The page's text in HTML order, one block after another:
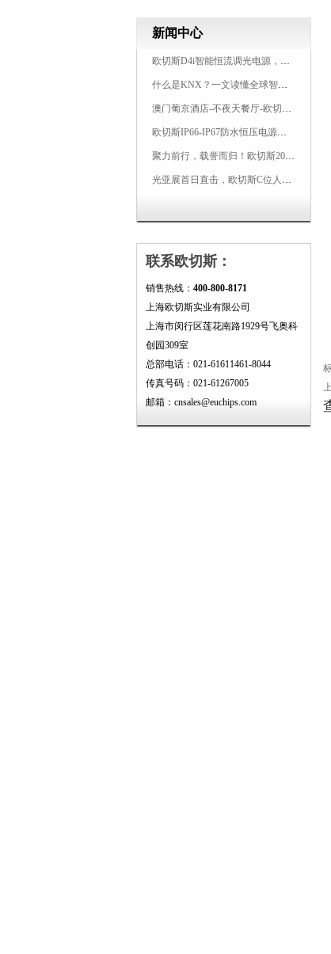
新闻中心
欧切斯D4i智能恒流调光电源，引领未来照明生态
什么是KNX？一文读懂全球智能建筑控制标准
澳门葡京酒店-不夜天餐厅-欧切斯KNX智能控制系统打造高端智慧空间
欧切斯IP66-IP67防水恒压电源，无惧风雨，智稳如一
聚力前行，载誉而归！欧切斯2026光亚展完美收官
光亚展首日直击，欧切斯C位人气爆棚-双奖加冕，实力再出圈
联系欧切斯：
销售热线： 400-800-8171
上海欧切斯实业有限公司
上海市闵行区莲花南路1929号飞奥科
创园309室
总部电话：021-61611461-8044
传真号码：021-61267005
邮箱：cnsales@euchips.com